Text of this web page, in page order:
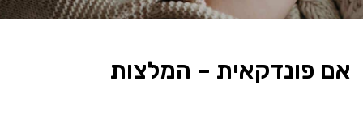
אם פונדקאית – המלצות